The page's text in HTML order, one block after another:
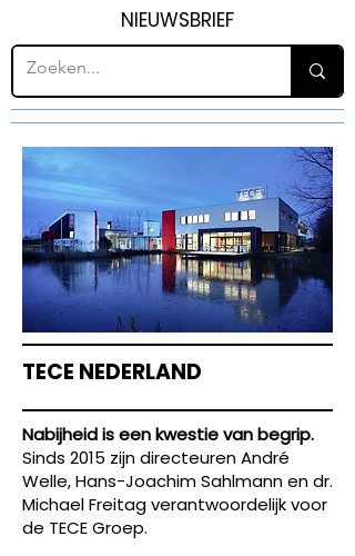
NIEUWSBRIEF
TECE NEDERLAND
Nabijheid is een kwestie van begrip.
Sinds 2015 zijn directeuren André
Welle, Hans-Joachim Sahlmann en dr.
Michael Freitag verantwoordelijk voor
de TECE Groep.